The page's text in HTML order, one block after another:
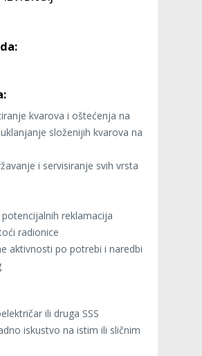
kvarova i oštećenja na
složenijih kvarova na
i servisiranje svih vrsta
potencijalnih reklamacija
radionice
aktivnosti po potrebi i naredbi
ili druga SSS
iskustvo na istim ili sličnim